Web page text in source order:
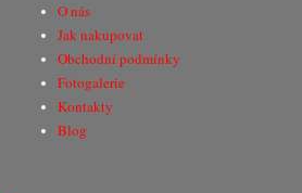
O nás
Jak nakupovat
Obchodní podmínky
Fotogalerie
Kontakty
Blog